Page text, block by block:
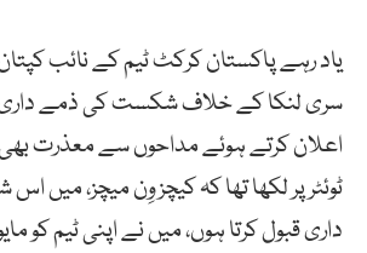
یاد رہے پاکستان کرکٹ ٹیم کے نائب
سری لنکا کے خلاف شکست کی ذمے داری
اعلان کرتے ہوئے مداحوں سے معذرت بھی
ٹوئٹر پر لکھا تھا کہ کیچز وِن میچز،
داری قبول کرتا ہوں، میں نے اپنی ٹیم کو